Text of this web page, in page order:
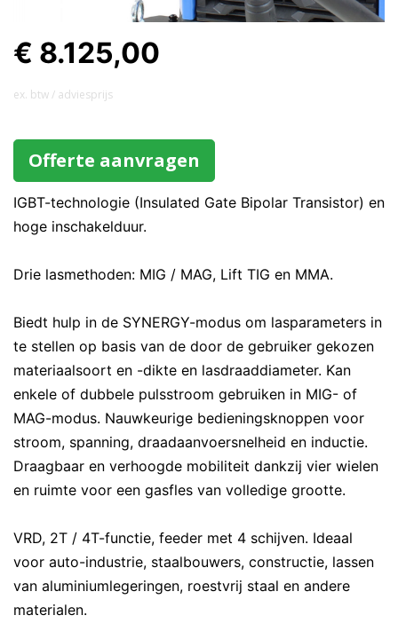
€ 8.125,00
ex. btw / adviesprijs
Offerte aanvragen
IGBT-technologie (Insulated Gate Bipolar Transistor) en
hoge inschakelduur.
Drie lasmethoden: MIG / MAG, Lift TIG en MMA.
Biedt hulp in de SYNERGY-modus om lasparameters in
te stellen op basis van de door de gebruiker gekozen
materiaalsoort en -dikte en lasdraaddiameter. Kan
enkele of dubbele pulsstroom gebruiken in MIG- of
MAG-modus. Nauwkeurige bedieningsknoppen voor
stroom, spanning, draadaanvoersnelheid en inductie.
Draagbaar en verhoogde mobiliteit dankzij vier wielen
en ruimte voor een gasfles van volledige grootte.
VRD, 2T / 4T-functie, feeder met 4 schijven. Ideaal
voor auto-industrie, staalbouwers, constructie, lassen
van aluminiumlegeringen, roestvrij staal en andere
materialen.